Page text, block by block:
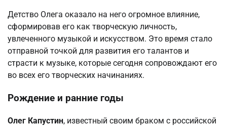
Детство Олега оказало на него огромное влияние,
сформировав его как творческую личность,
увлеченного музыкой и искусством. Это время стало
отправной точкой для развития его талантов и
страсти к музыке, которые сегодня сопровождают его
во всех его творческих начинаниях.
Рождение и ранние годы
Олег Капустин, известный своим браком с российской